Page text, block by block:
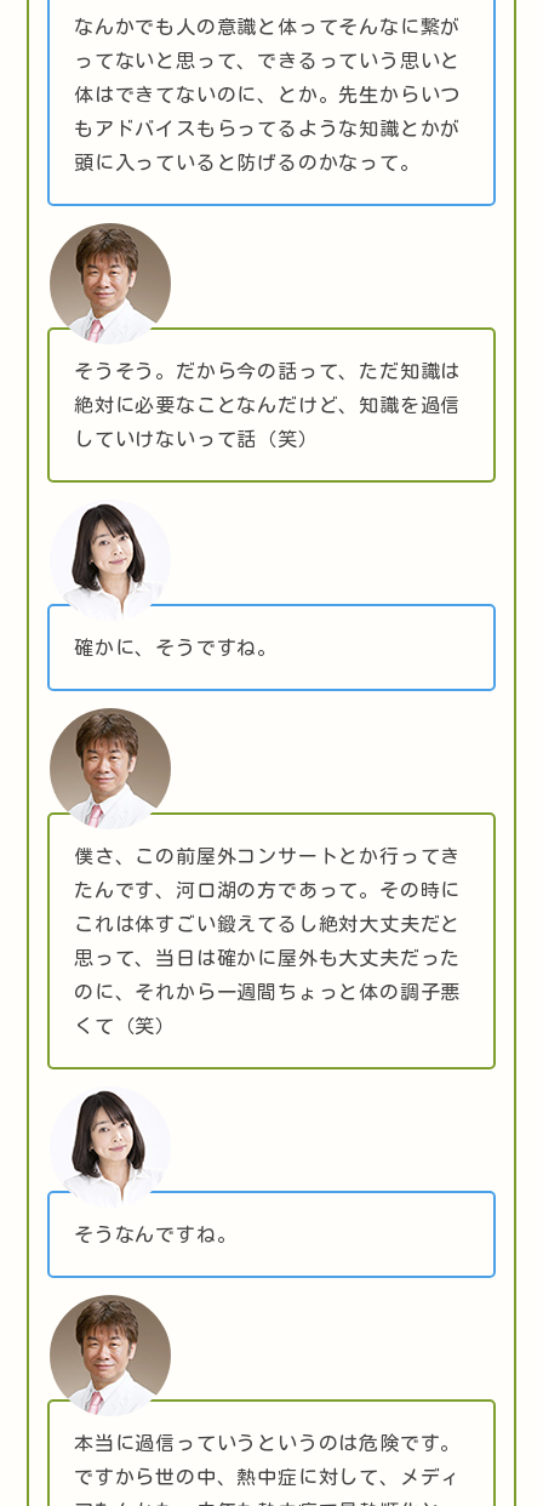
なんかでも人の意識と体ってそんなに繋が
ってないと思って、できるっていう思いと
体はできてないのに、とか。先生からいつ
もアドバイスもらってるような知識とかが
頭に入っていると防げるのかなって。
そうそう。だから今の話って、ただ知識は
絶対に必要なことなんだけど、知識を過信
していけないって話（笑）
確かに、そうですね。
僕さ、この前屋外コンサートとか行ってき
たんです、河口湖の方であって。その時に
これは体すごい鍛えてるし絶対大丈夫だと
思って、当日は確かに屋外も大丈夫だった
のに、それから一週間ちょっと体の調子悪
くて（笑）
そうなんですね。
本当に過信っていうというのは危険です。
ですから世の中、熱中症に対して、メディ